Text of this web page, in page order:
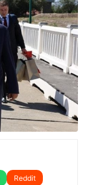
Reddit